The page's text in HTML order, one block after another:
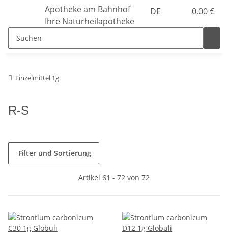
Apotheke am Bahnhof
Ihre Naturheilapotheke
DE 0,00 €
Einzelmittel 1g
R-S
Filter und Sortierung
Artikel 61 - 72 von 72